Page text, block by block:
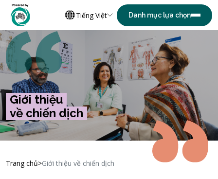
Tiếng Việt
Giới thiệu
về chiến dịch
Trang chủ Giới thiệu về chiến dịch